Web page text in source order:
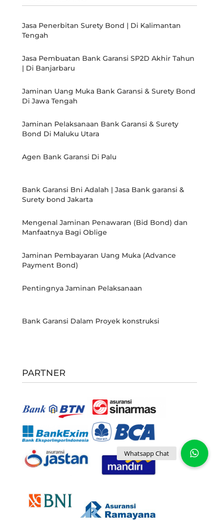
Jasa Penerbitan Surety Bond | Di Kalimantan
Tengah
Jasa Pembuatan Bank Garansi SP2D Akhir Tahun
| Di Banjarbaru
Jaminan Uang Muka Bank Garansi & Surety Bond
Di Jawa Tengah
Jaminan Pelaksanaan Bank Garansi & Surety
Bond Di Maluku Utara
Agen Bank Garansi Di Palu
Bank Garansi Bni Adalah | Jasa Bank garansi &
Surety bond Jakarta
Mengenal Jaminan Penawaran (Bid Bond) dan
Manfaatnya Bagi Oblige
Jaminan Pembayaran Uang Muka (Advance
Payment Bond)
Pentingnya Jaminan Pelaksanaan
Bank Garansi Dalam Proyek konstruksi
PARTNER